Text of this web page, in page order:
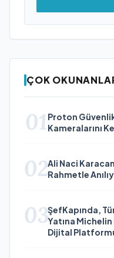
ÇOK
01 Proton
Kameralarını
02Ali Naci
Rahmetle
03ŞefKapında,
Yatına
Dijital